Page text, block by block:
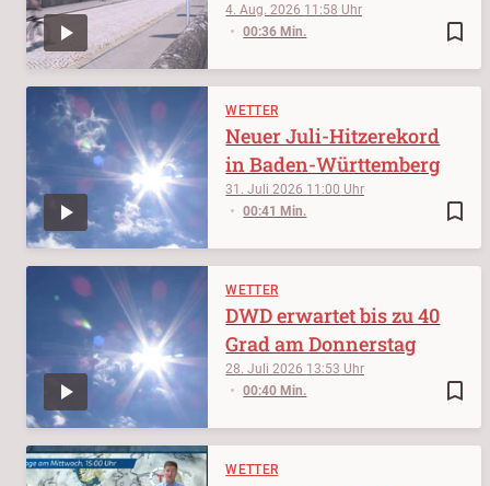
bookmark_border
4. Aug. 2026 11:58
00:36 Min.
WETTER
bookmark_border
31. Juli 2026 11:00
00:41 Min.
Neuer Juli-Hitzerekord
in Baden-Württemberg
WETTER
bookmark_border
28. Juli 2026 13:53
00:40 Min.
DWD erwartet bis zu 40
Grad am Donnerstag
WETTER